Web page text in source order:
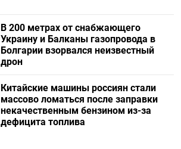
В 200 метрах от снабжающего
Украину и Балканы газопровода в
Болгарии взорвался неизвестный
дрон
Китайские машины россиян стали
массово ломаться после заправки
некачественным бензином из-за
дефицита топлива